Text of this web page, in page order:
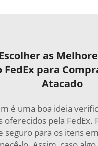
as
FedEx para
Atacado
é uma boa ideia
oferecidos pela FedEx.
seguro para os itens